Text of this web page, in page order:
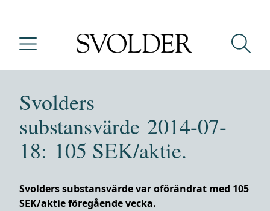
Svolders
substansvärde 2014-07-
18: 105 SEK/aktie.
Svolders substansvärde var oförändrat med 105
SEK/aktie föregående vecka.